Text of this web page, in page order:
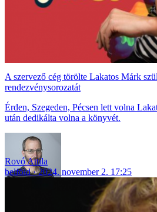
A szervező cég törölte Lakatos Márk
rendezvénysorozatát
Érden, Szegeden, Pécsen lett volna
után dedikálta volna a könyvét.
Rovó Attila
belföld
2024. november 2. 17:25